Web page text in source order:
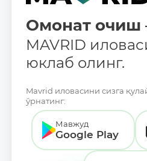
Омонат очиш
MAVRID
юклаб олинг.
Mavrid иловасини сизга
ўрнатинг:
Мавжуд
Google Play